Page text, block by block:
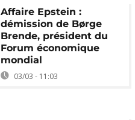
Affaire Epstein :
démission de Børge
Brende, président du
Forum économique
mondial
03/03 - 11:03